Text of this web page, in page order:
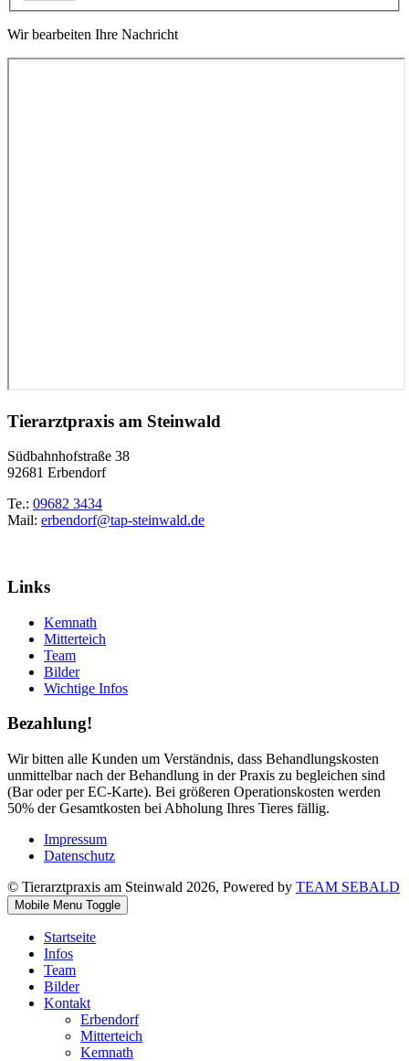
Wir bearbeiten Ihre Nachricht
Tierarztpraxis am Steinwald
Südbahnhofstraße 38
92681 Erbendorf
Te.: 09682 3434
Mail: erbendorf@tap-steinwald.de
Links
Kemnath
Mitterteich
Team
Bilder
Wichtige Infos
Bezahlung!
Wir bitten alle Kunden um Verständnis, dass Behandlungskosten
unmittelbar nach der Behandlung in der Praxis zu begleichen sind
(Bar oder per EC-Karte). Bei größeren Operationskosten werden
50% der Gesamtkosten bei Abholung Ihres Tieres fällig.
Impressum
Datenschutz
© Tierarztpraxis am Steinwald 2026, Powered by TEAM SEBALD
Mobile Menu Toggle
Startseite
Infos
Team
Bilder
Kontakt
Erbendorf
Mitterteich
Kemnath